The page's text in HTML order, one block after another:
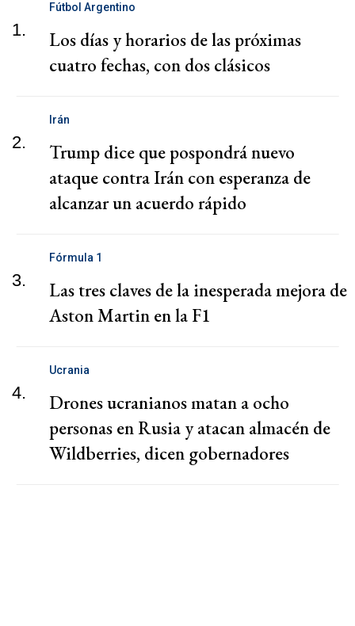
1.
Fútbol Argentino
Los días y horarios de las próximas
cuatro fechas, con dos clásicos
2.
Irán
Trump dice que pospondrá nuevo
ataque contra Irán con esperanza de
alcanzar un acuerdo rápido
3.
Fórmula 1
Las tres claves de la inesperada mejora de
Aston Martin en la F1
4.
Ucrania
Drones ucranianos matan a ocho
personas en Rusia y atacan almacén de
Wildberries, dicen gobernadores